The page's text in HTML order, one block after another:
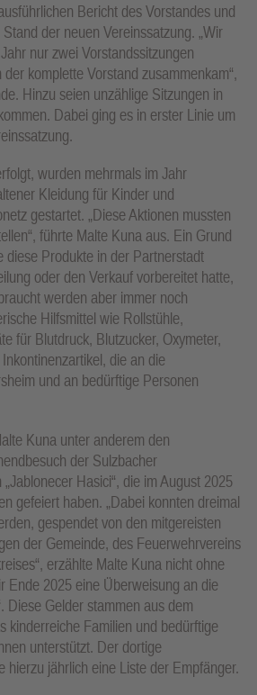
Bericht des Vorstandes und
der neuen Vereinssatzung. „Wir
nur zwei Vorstandssitzungen
komplette Vorstand zusammenkam“,
Hinzu seien unzählige Sitzungen in
Dabei ging es in erster Linie um
wurden mehrmals im Jahr
Kleidung für Kinder und
gestartet. „Diese Aktionen mussten
führte Malte Kuna aus. Ein Grund
diese Produkte in der Partnerstadt
oder den Verkauf vorbereitet hatte,
werden aber immer noch
Hilfsmittel wie Rollstühle,
für Blutdruck, Blutzucker, Oxymeter,
die an die
und an bedürftige Personen
Kuna unter anderem den
der Sulzbacher
Hasici“, die im August 2025
gefeiert haben. „Dabei konnten dreimal
gespendet von den mitgereisten
der Gemeinde, des Feuerwehrvereins
erzählte Malte Kuna nicht ohne
Ende 2025 eine Überweisung an die
Diese Gelder stammen aus dem
kinderreiche Familien und bedürftige
unterstützt. Der dortige
hierzu jährlich eine Liste der Empfänger.